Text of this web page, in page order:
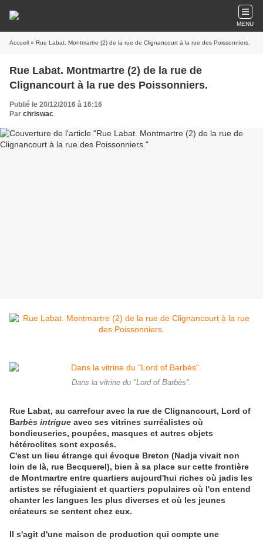
MENU
Accueil » Rue Labat. Montmartre (2) de la rue de Clignancourt à la rue des Poissonniers.
Rue Labat. Montmartre (2) de la rue de
Clignancourt à la rue des Poissonniers.
Publié le 20/12/2016 à 16:16
Par chriswac
Dans la vitrine du "Lord of Barbès".
Rue Labat, au carrefour avec la rue de Clignancourt, Lord of
Barbès intrigue avec ses vitrines surréalistes où
bondieuseries, poupées, masques et autres objets
hétéroclites sont exposés.
C'est un lieu étrange qui évoque Breton (Nadja vivait non
loin de là, rue Becquerel), bien à sa place sur cette frontière
de Montmartre entre quartiers aujourd'hui riches où jadis les
artistes se réfugiaient et quartiers populaires où l'on entend
chanter les langues les plus diverses et où les jeunes
créateurs se sentent chez eux.
Il s'agit d'une maison de production qui compte une